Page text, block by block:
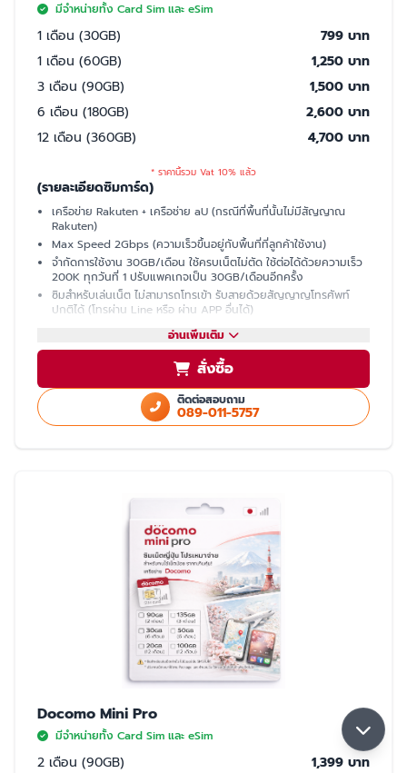
มีจำหน่ายทั้ง Card Sim และ eSim
1 เดือน (30GB)
799 บาท
1 เดือน (60GB)
1,250 บาท
3 เดือน (90GB)
1,500 บาท
6 เดือน (180GB)
2,600 บาท
12 เดือน (360GB)
4,700 บาท
* ราคานี้รวม Vat 10% แล้ว
(รายละเอียดซิมการ์ด)
เครือข่าย Rakuten + เครือช่าย aU (กรณีที่พื้นที่นั้นไม่มีสัญญาณ
Rakuten)
Max Speed 2Gbps (ความเร็วขึ้นอยู่กับพื้นที่ที่ลูกค้าใช้งาน)
จำกัดการใช้งาน 30GB/เดือน ใช้ครบเน็ตไม่ตัด ใช้ต่อได้ด้วยความเร็ว
200K ทุกวันที่ 1 ปรับแพคเกจเป็น 30GB/เดือนอีกครั้ง
ซิมสำหรับเล่นเน็ต ไม่สามารถโทรเข้า รับสายด้วยสัญญาญโทรศัพท์
ปกติได้ (โทรผ่าน Line หรือ ผ่าน APP อื่นได้)
มีเบอร์ให้ รับ SMS ได้ (ใช้ซื้อบัตรคอนเสิร์ต, ซื้อของออนไลน์, เปิดบัญชี
แชร์ฮอตสปอต (Hotspot)ไม่ได้
ใช้สำเนา Passport หรือ สำเนาบัตรประชาชนในการสั่งซื้อ
ใช้ได้เฉพาะในประเทศญี่ปุ่นเท่านั้น
มี 2 แบบให้เลือก ซิมปกติ และ eSim
5GB หากใช้ครบ 5GB ความเร็วจะลดลงเหลือ 200K จนกว่าลูกค้าจะย้ายพื้นที่ที่มี
สัญญาน Rakuten ความเร็วจะกลับมาปกติ 30GB/เดือน
อ่านเพิ่มเติม
สั่งซื้อ
ติดต่อสอบถาม
089-011-5757
Docomo Mini Pro
มีจำหน่ายทั้ง Card Sim และ eSim
2 เดือน (90GB) 1,399 บาท